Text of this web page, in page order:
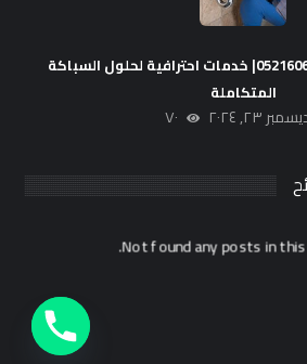
سباك في العين |0521606327| خدمات احترافية لحلول السباكة
المتكاملة
٢٣, ٢٠٢٤ ٧٠
Not found any posts in